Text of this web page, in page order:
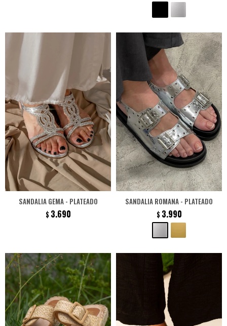
SANDALIA GEMA - PLATEADO
$ 3.690
SANDALIA ROMANA - PLATEADO
$ 3.990